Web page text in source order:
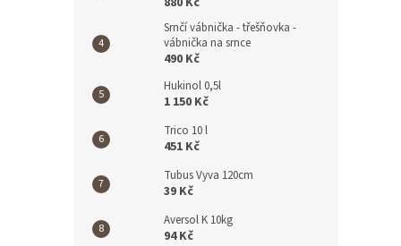
Srnčí vábnička - třešňovka -
vábnička na srnce
490 Kč
Hukinol 0,5l
1 150 Kč
Trico 10 l
451 Kč
Tubus Vyva 120cm
39 Kč
Aversol K 10kg
94 Kč